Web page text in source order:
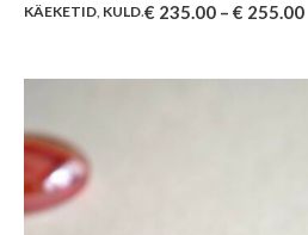
KÄEKETID, KULD.€ 235.00 – € 255.00